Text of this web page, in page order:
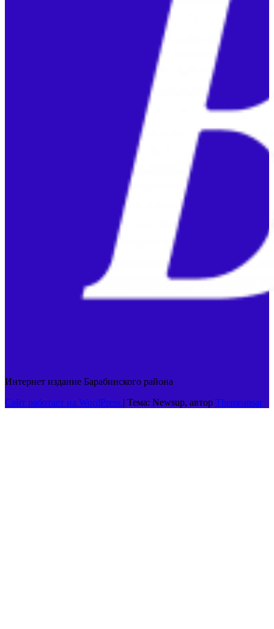
Интернет издание Барабинского района
Сайт работает на WordPress | Тема: Newsup, автор Themeansar